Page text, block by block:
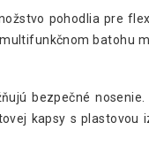
pohodlia pre
batohu
bezpečné
kapsy s